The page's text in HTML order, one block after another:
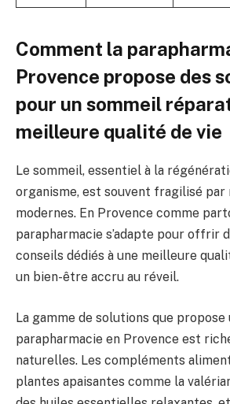
Comment la
Provence propose des
pour un sommeil
meilleure qualité de vie
Le sommeil, essentiel à la
organisme, est souvent fragilisé par
modernes. En Provence comme
parapharmacie s’adapte pour offrir
conseils dédiés à une meilleure
un bien-être accru au réveil.
La gamme de solutions que propose
parapharmacie en Provence est
naturelles. Les compléments
plantes apaisantes comme la